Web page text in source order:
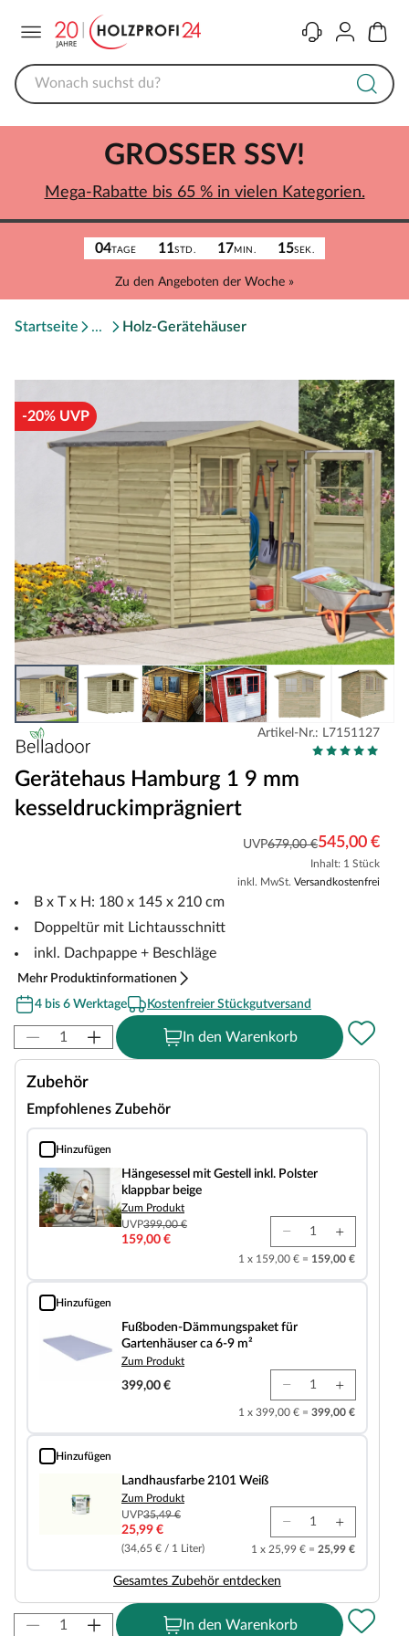
KontaktKonto
04TAGE 11STD. 17MIN. 15SEK.
Zu den Angeboten der Woche »
GROSSER SSV!
Mega-Rabatte bis 65 % in vielen Kategorien.
Startseite Holz-Gerätehäuser
-20% UVP
Artikel-Nr.: L7151127
Gerätehaus Hamburg 1 9 mm
kesseldruckimprägniert
UVP679,00 €545,00 €
Inhalt: 1 Stück
inkl. MwSt. Versandkostenfrei
B x T x H: 180 x 145 x 210 cm
Doppeltür mit Lichtausschnitt
inkl. Dachpappe + Beschläge
Mehr Produktinformationen
4 bis 6 Werktage
Kostenfreier Stückgutversand
In den Warenkorb
Zubehör
Empfohlenes Zubehör
Hinzufügen
Hängesessel mit Gestell inkl. Polster klappbar beige
Hängesessel mit Gestell inkl. Polster
klappbar beige
Zum Produkt
UVP399,00 €
159,00 €
1 x 159,00 € = 159,00 €
Hinzufügen
Fußboden-Dämmungspaket für Gartenhäuser ca 6-9 m²
Fußboden-Dämmungspaket für
Gartenhäuser ca 6-9 m²
Zum Produkt
399,00 €
1 x 399,00 € = 399,00 €
Hinzufügen
Landhausfarbe 2101 Weiß
Landhausfarbe 2101 Weiß
Zum Produkt
UVP35,49 €
25,99 €
(34,65 € / 1 Liter) 1 x 25,99 € = 25,99 €
Gesamtes Zubehör entdecken
In den Warenkorb